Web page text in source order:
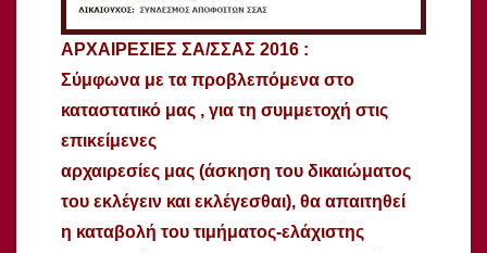
ΑΡΧΑΙΡΕΣΙΕΣ ΣΑ/ΣΣΑΣ 2016 :
Σύμφωνα με τα προβλεπόμενα στο
καταστατικό μας , για τη συμμετοχή στις
επικείμενες
αρχαιρεσίες μας (άσκηση του δικαιώματος
του εκλέγειν και εκλέγεσθαι), θα απαιτηθεί
η καταβολή του τιμήματος-ελάχιστης